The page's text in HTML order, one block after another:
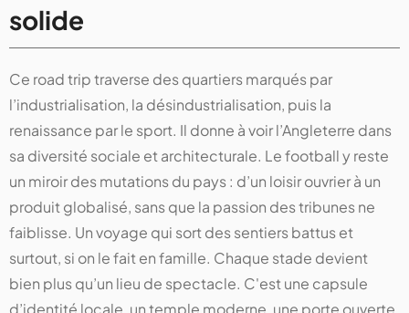
solide
Ce road trip traverse des quartiers marqués par
l’industrialisation, la désindustrialisation, puis la
renaissance par le sport. Il donne à voir l’Angleterre dans
sa diversité sociale et architecturale. Le football y reste
un miroir des mutations du pays : d’un loisir ouvrier à un
produit globalisé, sans que la passion des tribunes ne
faiblisse. Un voyage qui sort des sentiers battus et
surtout, si on le fait en famille. Chaque stade devient
bien plus qu’un lieu de spectacle. C'est une capsule
d’identité locale, un temple moderne, une porte ouverte